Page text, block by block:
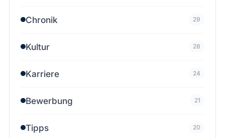
Chronik 29
Kultur 28
Karriere 24
Bewerbung 21
Tipps 20